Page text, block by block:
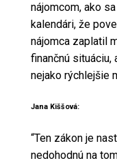
nájomcom, ako
kalendári, že
nájomca zaplatil
finančnú
nejako rýchlejšie
Jana Kiššová:
“Ten zákon je
nedohodnú na